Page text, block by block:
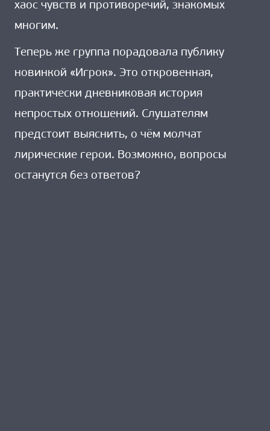
хаос чувств и противоречий, знакомых
многим.
Теперь же группа порадовала публику
новинкой «Игрок». Это откровенная,
практически дневниковая история
непростых отношений. Слушателям
предстоит выяснить, о чём молчат
лирические герои. Возможно, вопросы
останутся без ответов?